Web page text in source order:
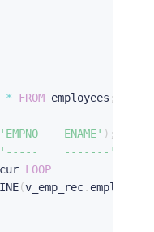
* FROM employees ;
'EMPNO    ENAME' ) ;
'-----    -------'
LOOP
(v_emp_rec.